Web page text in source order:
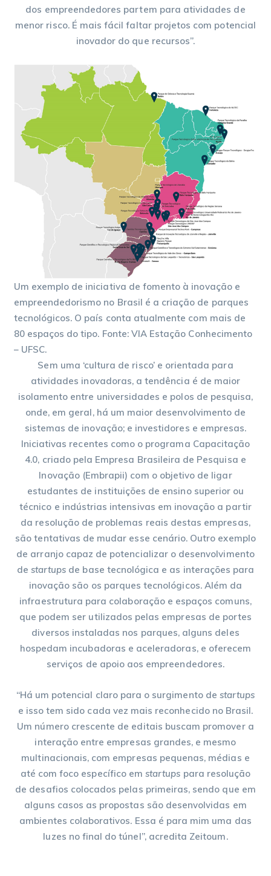
dos empreendedores partem para atividades de
menor risco. É mais fácil faltar projetos com potencial
inovador do que recursos”.
Um exemplo de iniciativa de fomento à inovação e
empreendedorismo no Brasil é a criação de parques
tecnológicos. O país conta atualmente com mais de
80 espaços do tipo. Fonte: VIA Estação Conhecimento
– UFSC.
Sem uma ‘cultura de risco’ e orientada para
atividades inovadoras, a tendência é de maior
isolamento entre universidades e polos de pesquisa,
onde, em geral, há um maior desenvolvimento de
sistemas de inovação; e investidores e empresas.
Iniciativas recentes como o programa Capacitação
4.0, criado pela Empresa Brasileira de Pesquisa e
Inovação (Embrapii) com o objetivo de ligar
estudantes de instituições de ensino superior ou
técnico e indústrias intensivas em inovação a partir
da resolução de problemas reais destas empresas,
são tentativas de mudar esse cenário. Outro exemplo
de arranjo capaz de potencializar o desenvolvimento
de startups de base tecnológica e as interações para
inovação são os parques tecnológicos. Além da
infraestrutura para colaboração e espaços comuns,
que podem ser utilizados pelas empresas de portes
diversos instaladas nos parques, alguns deles
hospedam incubadoras e aceleradoras, e oferecem
serviços de apoio aos empreendedores.
“Há um potencial claro para o surgimento de startups
e isso tem sido cada vez mais reconhecido no Brasil.
Um número crescente de editais buscam promover a
interação entre empresas grandes, e mesmo
multinacionais, com empresas pequenas, médias e
até com foco específico emstartups para resolução
de desafios colocados pelas primeiras, sendo que em
alguns casos as propostas são desenvolvidas em
ambientes colaborativos. Essa é para mim uma das
luzes no final do túnel”, acredita Zeitoum.